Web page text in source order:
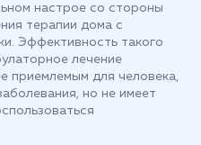
настрое со стороны
терапии дома с
Эффективность такого
лечение
приемлемым для человека,
но не имеет